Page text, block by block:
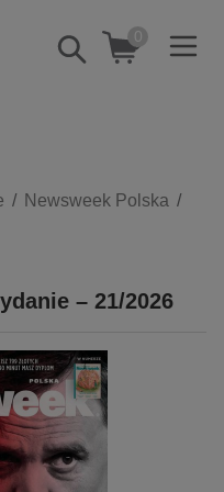
Pokaż/schowaj
wyszukiwarkę
0
informatyka
Newsweek Polska
– 21/2026